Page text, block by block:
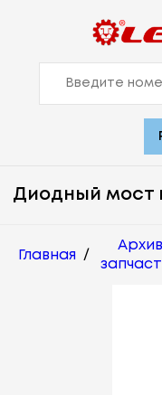
Диодный мост
Главная /
Архив